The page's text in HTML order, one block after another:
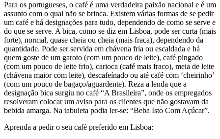
Para os portugueses, o café é uma verdadeira paixão nacional e é um
assunto com o qual não se brinca. Existem várias formas de se pedir
um café e há designações para tudo, dependendo de como se serve e
do que se serve. A bica, como se diz em Lisboa, pode ser curta (mais
forte), normal, quase cheia ou cheia (mais fraca), dependendo da
quantidade. Pode ser servida em chávena fria ou escaldada e há
quem goste de um garoto (com um pouco de leite), café pingado
(com um pouco de leite frio), carioca (café mais fraco), meia de leite
(chávena maior com leite), descafeínado ou até café com ‘cheirinho’
(com um pouco de bagaço/aguardente). Reza a lenda que a
designação bica surgiu no café “A Brasileira”, onde os empregados
resolveram colocar um aviso para os clientes que não gostavam da
bebida amarga. Na tabuleta podia ler-se: “Beba Isto Com Açúcar”.
Aprenda a pedir o seu café preferido em Lisboa: